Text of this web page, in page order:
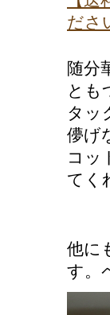
ださ
随分
とも
タッ
儚げ
コッ
てく
他に
す。